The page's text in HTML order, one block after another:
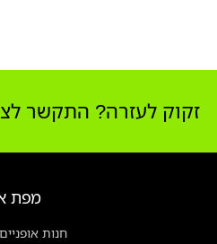
זקוק לעזרה? התקשר לצוות
מפת
חנות